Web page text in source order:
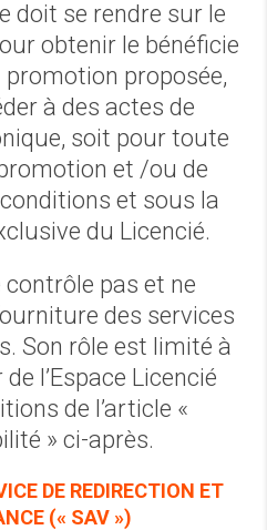
doit se rendre sur le
obtenir le bénéficie
proposée,
à des actes de
soit pour toute
et /ou de
et sous la
du Licencié.
contrôle pas et ne
des services
Son rôle est limité à
l’Espace Licencié
de l’article «
» ci-après.
DE REDIRECTION ET
(« SAV »)